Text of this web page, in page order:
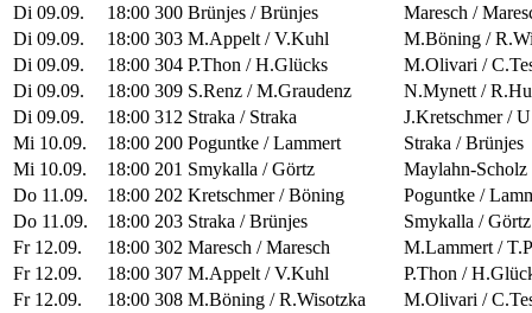
Di 09.09.
18:00 300 Brünjes / Brünjes
Maresch /
Di 09.09.
18:00 303 M.Appelt / V.Kuhl
M.Böning /
Di 09.09.
18:00 304 P.Thon / H.Glücks
M.Olivari /
Di 09.09.
18:00 309 S.Renz / M.Graudenz
N.Mynett /
Di 09.09.
18:00 312 Straka / Straka
J.Kretschmer /
Mi 10.09.
18:00 200 Poguntke / Lammert
Straka / Brünjes
Mi 10.09.
18:00 201 Smykalla / Görtz
Maylahn-Scholz
Do 11.09.
18:00 202 Kretschmer / Böning
Poguntke /
Do 11.09.
18:00 203 Straka / Brünjes
Smykalla / Görtz
Fr 12.09.
18:00 302 Maresch / Maresch
M.Lammert /
Fr 12.09.
18:00 307 M.Appelt / V.Kuhl
P.Thon /
Fr 12.09.
18:00 308 M.Böning / R.Wisotzka
M.Olivari /